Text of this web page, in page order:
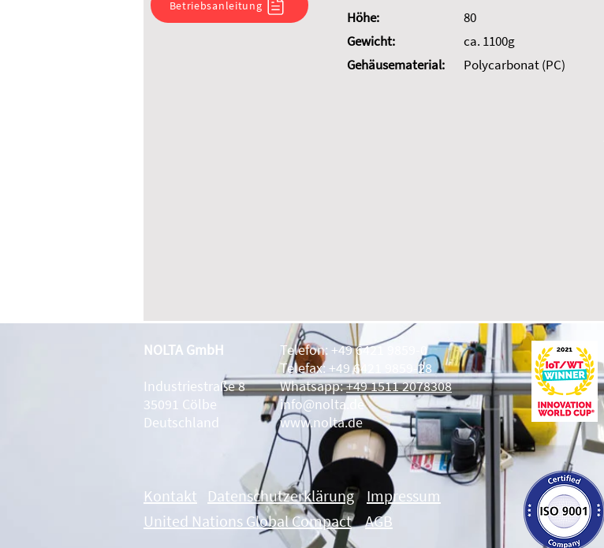
Betriebsanleitung
Höhe:
Gewicht:
Gehäusematerial:
80
ca. 1100g
Polycarbonat (PC)
NOLTA GmbH
Industriestraße 8
35091 Cölbe
Deutschland
Telefon: +49 6421 9859-0
Telefax: +49 6421 9859-28
Whatsapp:+49 1511 2078308
info@nolta.de
www.nolta.de
Kontakt Datenschutzerklärung
Impressum
United Nations Global Compact
AGB